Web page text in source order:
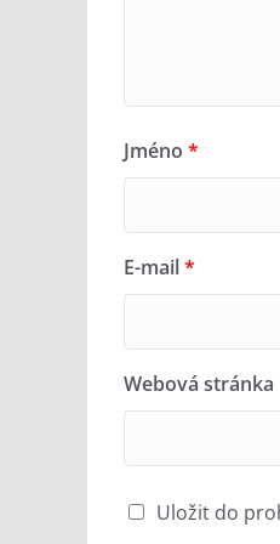
Jméno *
E-mail*
Webová stránka
Uložit do